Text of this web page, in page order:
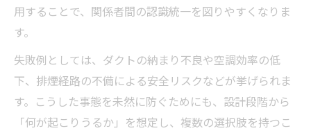
用することで、関係者間の認識統一を図りやすくなりま
す。
失敗例としては、ダクトの納まり不良や空調効率の低
下、排煙経路の不備による安全リスクなどが挙げられま
す。こうした事態を未然に防ぐためにも、設計段階から
「何が起こりうるか」を想定し、複数の選択肢を持つこ